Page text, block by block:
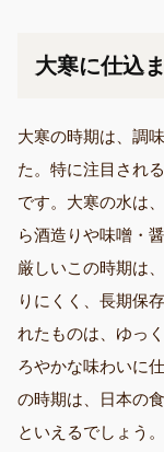
大寒に仕込
大寒の時期は、調
た。特に注目され
です。大寒の水は
ら酒造りや味噌・
厳しいこの時期は
りにくく、長期保
れたものは、ゆっ
ろやかな味わいに
の時期は、日本の
といえるでしょう。